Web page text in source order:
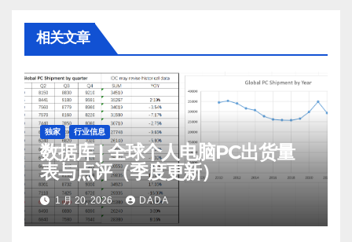
航
相关文章
独家 行业信息
数据库 | 全球个人电脑PC出货量
表与点评（季度更新）
1 月 20, 2026 DADA